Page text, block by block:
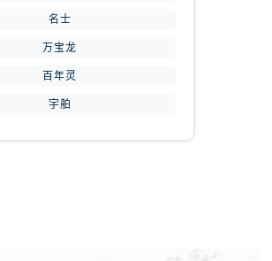
名士
万宝龙
百年灵
宇舶